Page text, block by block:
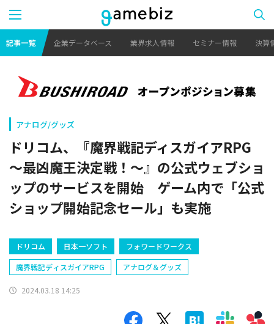
記事一覧 企業データベース 業界求人情報 セミナー情報 決算
アナログ/グッズ
ドリコム、『魔界戦記ディスガイアRPG
～最凶魔王決定戦！～』の公式ウェブショ
ップのサービスを開始 ゲーム内で「公式
ショップ開始記念セール」も実施
ドリコム 日本一ソフト
フォワードワークス
魔界戦記ディスガイアRPG
アナログ＆グッズ
2024.03.18 14:25